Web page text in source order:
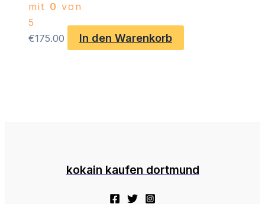
mit 0 von
5
€175.00 In den Warenkorb
kokain kaufen dortmund